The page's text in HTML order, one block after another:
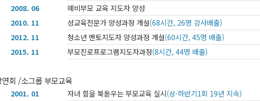
2008. 06
예비부모 교육 지도자 양성
2010. 11
성교육전문가 양성과정 개설(68시간, 26명 강사배출)
2012. 11
청소년 멘토지도자 양성과정 개설(60시간, 45명 배출)
2015. 11
부모진로프로그램지도자과정(8시간, 44명 배출)
회 /소그룹 부모교육
2001. 01 자녀 힘을 북돋우는 부모교육 실시(상·하반기1회 19년 지속)